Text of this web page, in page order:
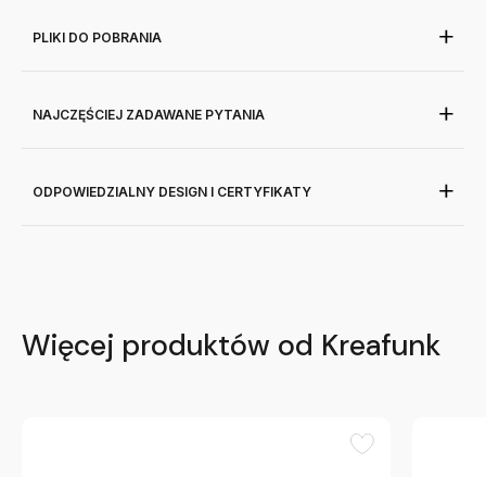
PLIKI DO POBRANIA
NAJCZĘŚCIEJ ZADAWANE PYTANIA
ODPOWIEDZIALNY DESIGN I CERTYFIKATY
Więcej produktów od Kreafunk